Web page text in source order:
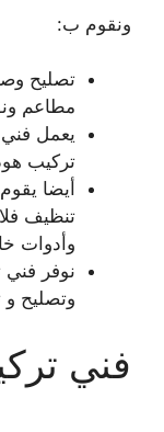
ونقوم ب:
تصليح
مطاعم
يعمل
تركيب
أيضا
تنظيف
وأدوات
نوفر فني
وتصليح
فني